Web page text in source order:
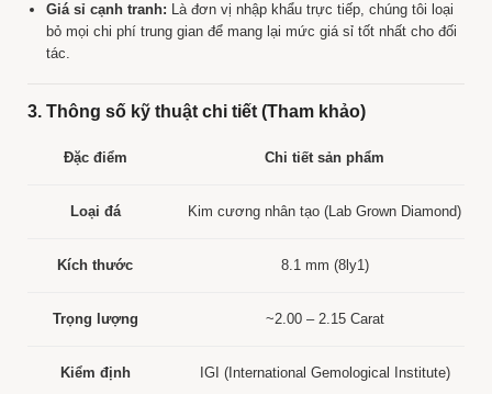
Giá sỉ cạnh tranh: Là đơn vị nhập khẩu trực tiếp, chúng tôi loại
bỏ mọi chi phí trung gian để mang lại mức giá sỉ tốt nhất cho đối
tác.
3. Thông số kỹ thuật chi tiết (Tham khảo)
Đặc điểm Chi tiết sản phẩm
Loại đá Kim cương nhân tạo (Lab Grown Diamond)
Kích thước 8.1 mm (8ly1)
Trọng lượng ~2.00 – 2.15 Carat
Kiểm định IGI (International Gemological Institute)